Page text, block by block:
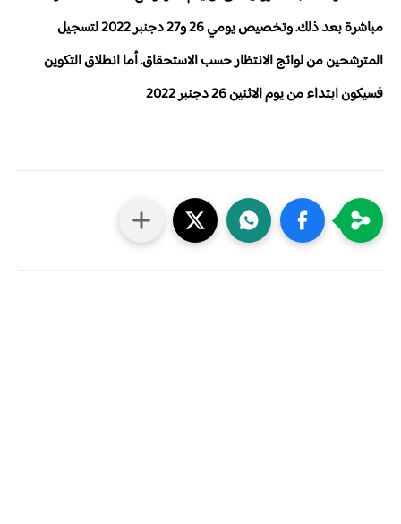
مباشرة بعد ذلك. وتخصيص يومي 26 و27 دجنبر 2022 لتسجيل
المترشحين من لوائج الانتظار حسب الاستحقاق. أما انطلاق التكوين
فسيكون ابتداء من يوم الاثنين 26 دجنبر 2022